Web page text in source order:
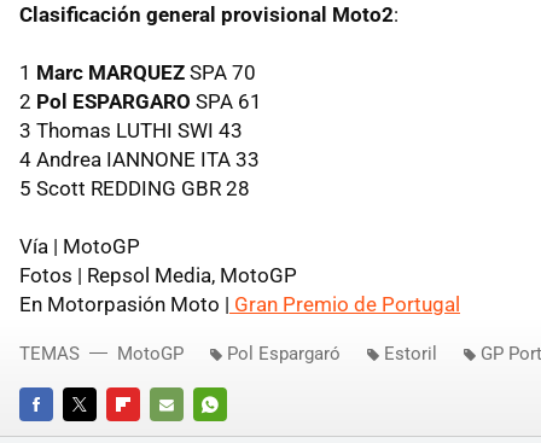
Clasificación general provisional Moto2:
1 Marc MARQUEZ SPA 70
2 Pol ESPARGARO SPA 61
3 Thomas LUTHI SWI 43
4 Andrea IANNONE ITA 33
5 Scott REDDING GBR 28
Vía | MotoGP
Fotos | Repsol Media, MotoGP
En Motorpasión Moto | Gran Premio de Portugal
FACEBOOKTWITTERFLIPBOARD
E-
WHATSAPP
TEMAS MotoGP Pol Espargaró Estoril GP